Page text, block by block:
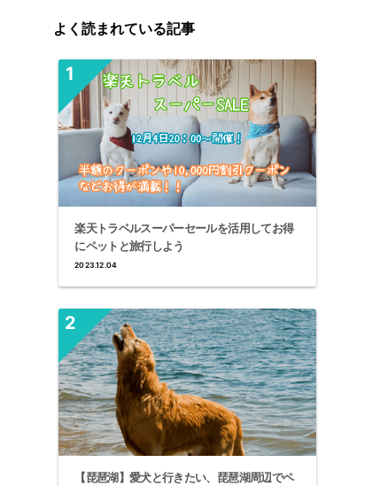
よく読まれている記事
楽天トラベルスーパーセールを活用してお得
にペットと旅行しよう
2023.12.04
【琵琶湖】愛犬と行きたい、琵琶湖周辺でペ